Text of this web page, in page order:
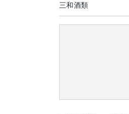
三和酒類